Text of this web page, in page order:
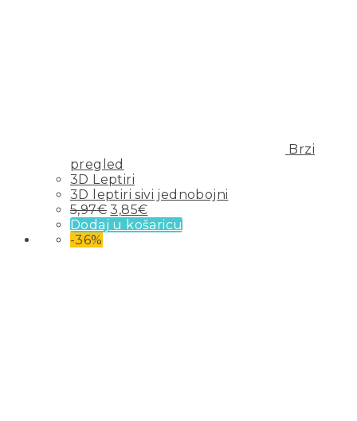
Brzi
pregled
3D Leptiri
3D leptiri sivi jednobojni
5,97€ 3,85€
Dodaj u košaricu
-36%